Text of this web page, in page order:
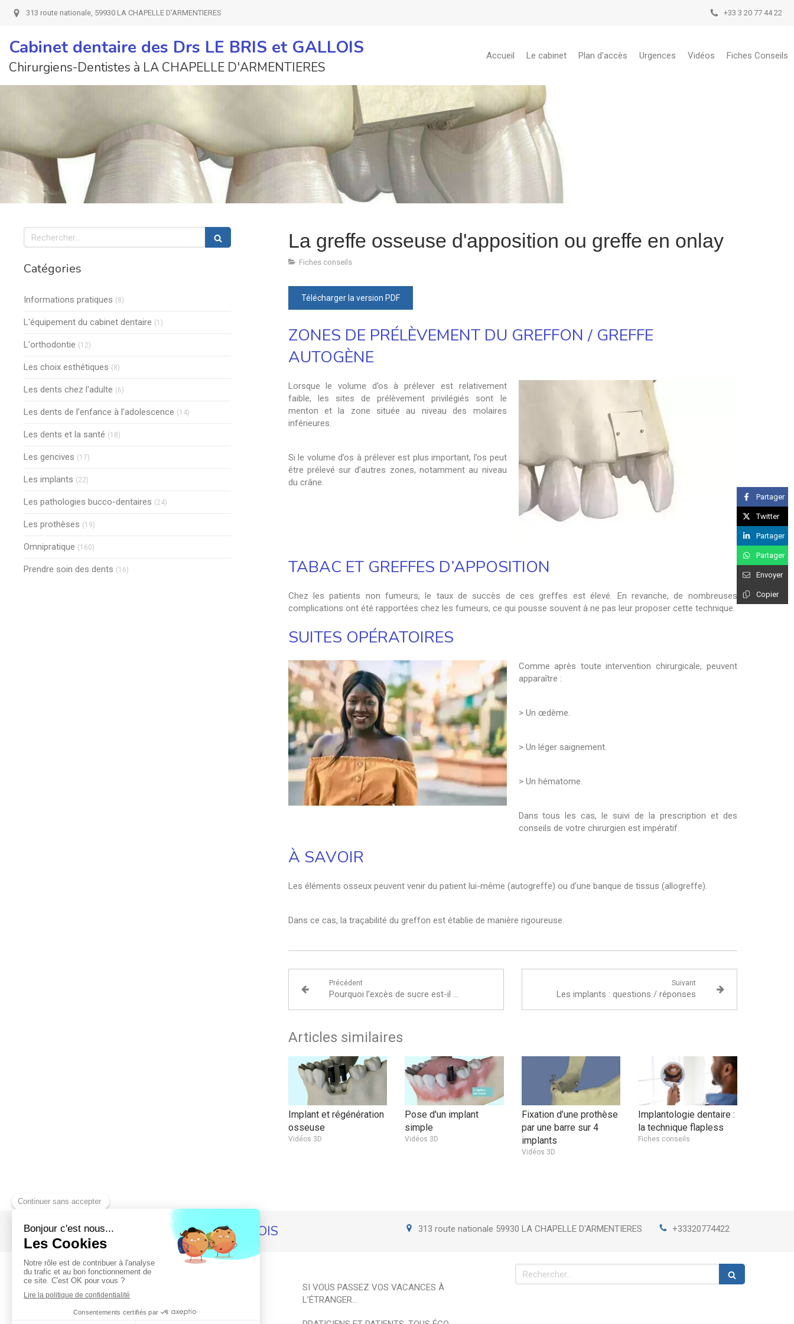
313 route nationale, 59930 LA CHAPELLE D'ARMENTIERES +33 3 20 77 44 22
Accueil Le cabinet Plan d'accès Urgences Vidéos Fiches Conseils
Cabinet dentaire des Drs LE BRIS et GALLOIS
Chirurgiens-Dentistes à LA CHAPELLE D'ARMENTIERES
La greffe osseuse d'apposition ou greffe en onlay
Fiches conseils
Télécharger la version PDF
ZONES DE PRÉLÈVEMENT DU GREFFON / GREFFE
AUTOGÈNE
Lorsque le volume d’os à prélever est relativement
faible, les sites de prélèvement privilégiés sont le
menton et la zone située au niveau des molaires
inférieures.
Si le volume d’os à prélever est plus important, l’os peut
être prélevé sur d’autres zones, notamment au niveau
du crâne.
TABAC ET GREFFES D’APPOSITION
Chez les patients non fumeurs, le taux de succès de ces greffes est élevé. En revanche, de nombreuses
complications ont été rapportées chez les fumeurs, ce qui pousse souvent à ne pas leur proposer cette technique.
SUITES OPÉRATOIRES
Comme après toute intervention chirurgicale, peuvent
apparaître :
> Un œdème.
> Un léger saignement.
> Un hématome.
Dans tous les cas, le suivi de la prescription et des
conseils de votre chirurgien est impératif.
À SAVOIR
Les éléments osseux peuvent venir du patient lui-même (autogreffe) ou d’une banque de tissus (allogreffe).
Dans ce cas, la traçabilité du greffon est établie de manière rigoureuse.
Précédent Suivant
Les implants : questions / réponses
Articles similaires
Implant et régénération
osseuse
Vidéos 3D
Pose d'un implant
simple
Vidéos 3D
Fixation d’une prothèse
par une barre sur 4
implants
Vidéos 3D
Implantologie dentaire :
la technique flapless
Fiches conseils
Partager
Twitter
Partager
Partager
Envoyer
Copier
Rechercher
Catégories
Informations pratiques (8)
L'équipement du cabinet dentaire (1)
L'orthodontie (12)
Les choix esthétiques (8)
Les dents chez l'adulte (6)
Les dents de l’enfance à l’adolescence (14)
Les dents et la santé (18)
Les gencives (17)
Les implants (22)
Les pathologies bucco-dentaires (24)
Les prothèses (19)
Omnipratique (160)
Prendre soin des dents (16)
Cabinet dentaire des Drs LE BRIS et GALLOIS 313 route nationale 59930 LA CHAPELLE D'ARMENTIERES +33320774422
Politique de confidentialité et charte cookie
Mentions légales
SI VOUS PASSEZ VOS VACANCES À
L’ÉTRANGER...
Rechercher